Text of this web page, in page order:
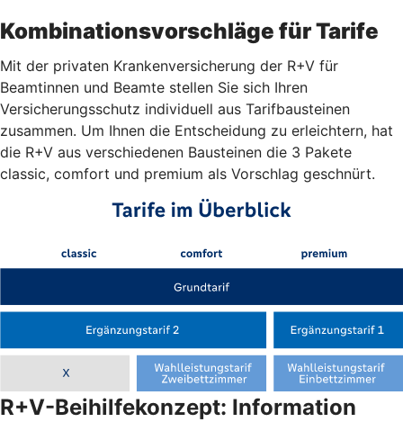
Kombinationsvorschläge für Tarife
Mit der privaten Krankenversicherung der R+V für
Beamtinnen und Beamte stellen Sie sich Ihren
Versicherungsschutz individuell aus Tarifbausteinen
zusammen. Um Ihnen die Entscheidung zu erleichtern, hat
die R+V aus verschiedenen Bausteinen die 3 Pakete
classic, comfort und premium als Vorschlag geschnürt.
R+V-Beihilfekonzept: Information